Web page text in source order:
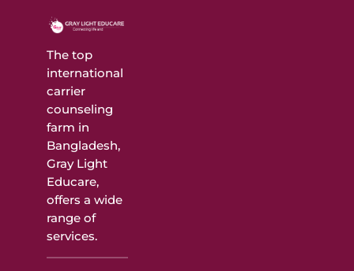
The top
international
carrier
counseling
farm in
Bangladesh,
Gray Light
Educare,
offers a wide
range of
services.